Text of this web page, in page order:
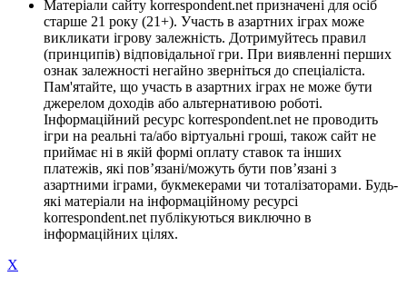
Матеріали сайту korrespondent.net призначені для осіб
старше 21 року (21+). Участь в азартних іграх може
викликати ігрову залежність. Дотримуйтесь правил
(принципів) відповідальної гри. При виявленні перших
ознак залежності негайно зверніться до спеціаліста.
Пам'ятайте, що участь в азартних іграх не може бути
джерелом доходів або альтернативою роботі.
Інформаційний ресурс korrespondent.net не проводить
ігри на реальні та/або віртуальні гроші, також сайт не
приймає ні в якій формі оплату ставок та інших
платежів, які пов’язані/можуть бути пов’язані з
азартними іграми, букмекерами чи тоталізаторами. Будь-
які матеріали на інформаційному ресурсі
korrespondent.net публікуються виключно в
інформаційних цілях.
X